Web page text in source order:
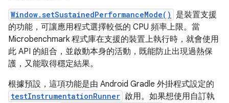
Window.setSustainedPerformanceMode()
是裝置支援
的功能，可讓應用程式選擇較低的 CPU 頻率上限。當
Microbenchmark 程式庫在支援的裝置上執行時，就會使用
此 API 的組合，並啟動本身的活動，既能防止出現過熱保
護，又能取得穩定結果。
根據預設，這項功能是由 Android Gradle 外掛程式設定的
testInstrumentationRunner 啟用。如果想使用自訂執